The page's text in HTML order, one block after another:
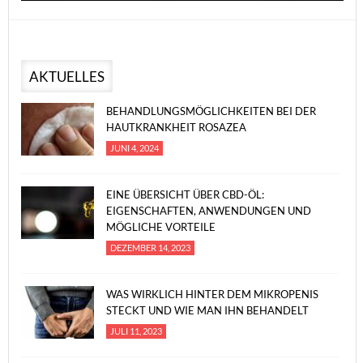
AKTUELLES
BEHANDLUNGSMÖGLICHKEITEN BEI DER
HAUTKRANKHEIT ROSAZEA
JUNI 4, 2024
EINE ÜBERSICHT ÜBER CBD-ÖL:
EIGENSCHAFTEN, ANWENDUNGEN UND
MÖGLICHE VORTEILE
DEZEMBER 14, 2023
WAS WIRKLICH HINTER DEM MIKROPENIS
STECKT UND WIE MAN IHN BEHANDELT
JULI 11, 2023